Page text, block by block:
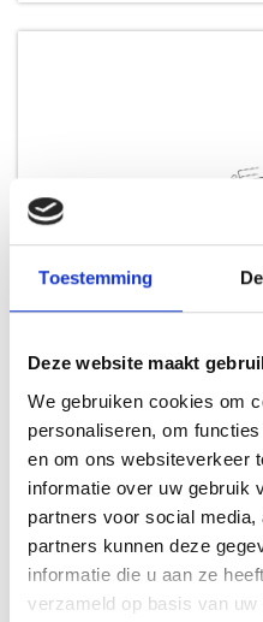
Toestemming
Deze website maakt
We gebruiken cookies om
personaliseren, om
en om ons websiteverkeer
informatie over uw gebruik
partners voor social
partners kunnen deze
informatie die u aan ze
verzameld op basis van
was:
is:
BRAADSPIT VOOR DE GENESIS
BRAADSPITTEN
199,99